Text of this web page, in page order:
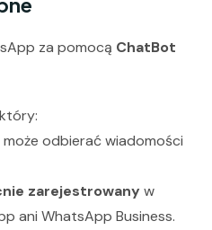
za pomocą ChatBot
odbierać wiadomości
zarejestrowany w
ani WhatsApp Business.